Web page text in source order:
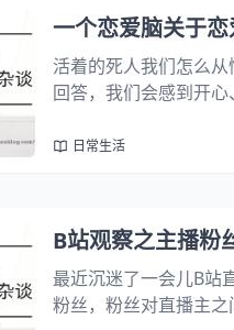
一个恋爱脑关于
活着的死人我们怎么
回答，我们会感到开
的生活，每天上课、
日常生活
B站观察之主播粉
最近沉迷了一会儿B站
粉丝，粉丝对直播主